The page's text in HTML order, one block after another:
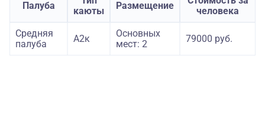
Палуба
каюты
Размещение
человека
Средняя
палуба
А2к
Основных
мест: 2
79000 руб.